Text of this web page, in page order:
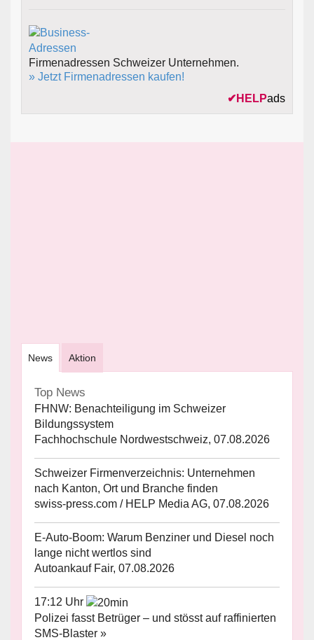
Firmenadressen Schweizer Unternehmen.
» Jetzt Firmenadressen kaufen!
✔ HELPads
News Aktion
Top News
FHNW: Benachteiligung im Schweizer
Bildungssystem
Fachhochschule Nordwestschweiz, 07.08.2026
Schweizer Firmenverzeichnis: Unternehmen
nach Kanton, Ort und Branche finden
swiss-press.com / HELP Media AG, 07.08.2026
E-Auto-Boom: Warum Benziner und Diesel noch
lange nicht wertlos sind
Autoankauf Fair, 07.08.2026
17:12 Uhr
Polizei fasst Betrüger – und stösst auf raffinierten
SMS-Blaster »